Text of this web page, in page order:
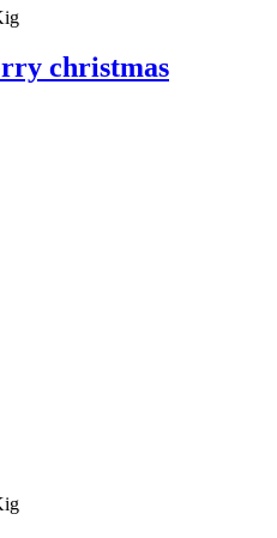
christmas